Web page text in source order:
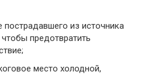
из источника
предотвратить
место холодной,